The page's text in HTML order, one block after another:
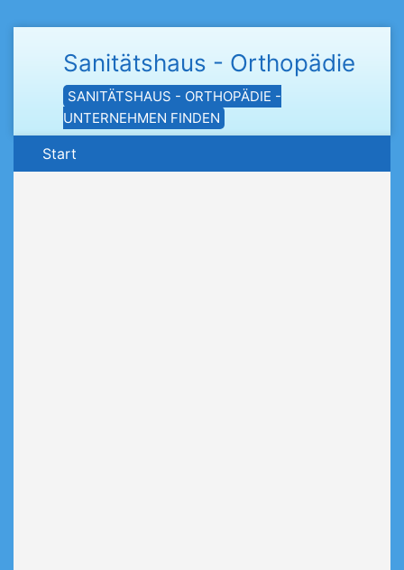
Sanitätshaus - Orthopädie
SANITÄTSHAUS - ORTHOPÄDIE -
UNTERNEHMEN FINDEN
Start